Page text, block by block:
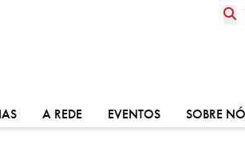
VÁ PARA:
A REDEVÁ PARA:EVENTOSVÁ PARA:
SOBRE